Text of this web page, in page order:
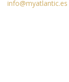
info@myatlantic.es